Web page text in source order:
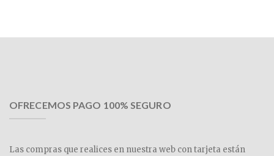
OFRECEMOS PAGO 100% SEGURO
Las compras que realices en nuestra web con tarjeta están